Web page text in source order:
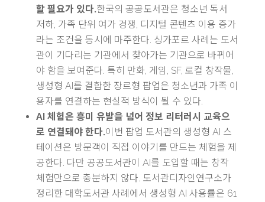
할 필요가 있다.한국의 공공도서관은 청소년 독서
저하, 가족 단위 여가 경쟁, 디지털 콘텐츠 이용 증가
라는 조건을 동시에 마주한다. 싱가포르 사례는 도서
관이 기다리는 기관에서 찾아가는 기관으로 바뀌어
야 함을 보여준다. 특히 만화, 게임, SF, 로컬 창작물,
생성형 AI를 결합한 장르형 팝업은 청소년과 가족 이
용자를 연결하는 현실적 방식이 될 수 있다.
AI 체험은 흥미 유발을 넘어 정보 리터러시 교육으
로 연결돼야 한다.이번 팝업 도서관의 생성형 AI 스
테이션은 방문객이 직접 이야기를 만드는 체험을 제
공한다. 다만 공공도서관이 AI를 도입할 때는 창작
체험만으로 충분하지 않다. 도서관디자인연구소가
정리한 대학도서관 사례에서 생성형 AI 사용률은 61